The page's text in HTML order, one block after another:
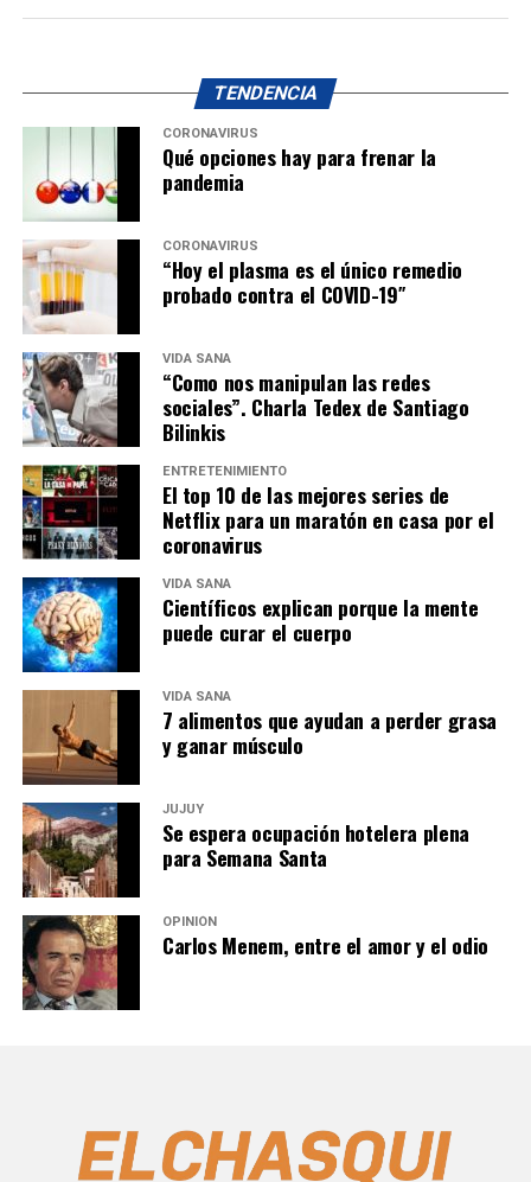
TENDENCIA
CORONAVIRUS
Qué opciones hay para frenar la
pandemia
CORONAVIRUS
“Hoy el plasma es el único remedio
probado contra el COVID-19″
VIDA SANA
“Como nos manipulan las redes
sociales”. Charla Tedex de Santiago
Bilinkis
ENTRETENIMIENTO
El top 10 de las mejores series de
Netflix para un maratón en casa por el
coronavirus
VIDA SANA
Científicos explican porque la mente
puede curar el cuerpo
VIDA SANA
7 alimentos que ayudan a perder grasa
y ganar músculo
JUJUY
Se espera ocupación hotelera plena
para Semana Santa
OPINIÓN
Carlos Menem, entre el amor y el odio